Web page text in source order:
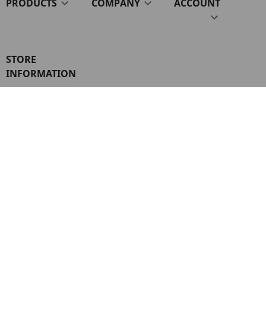
PRODUCTS  COMPANY  ACCOUNT

STORE
INFORMATION